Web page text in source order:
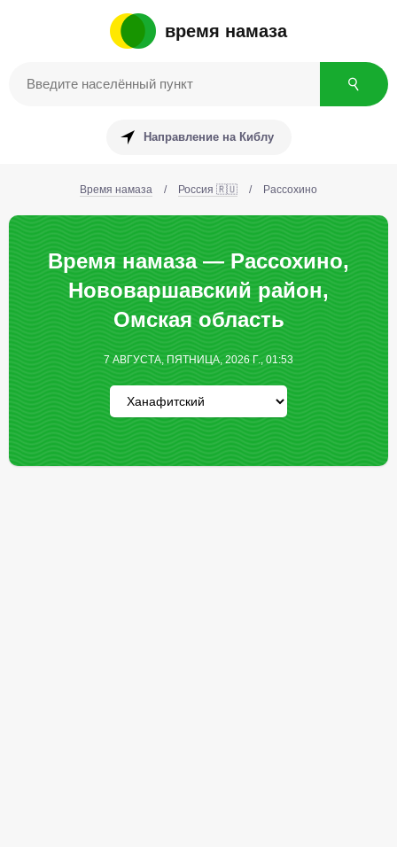
время намаза
Направление на Киблу
Время намаза / Россия 🇷🇺 / Рассохино
Время намаза — Рассохино,
Нововаршавский район,
Омская область
7 АВГУСТА, ПЯТНИЦА, 2026 Г., 01:53